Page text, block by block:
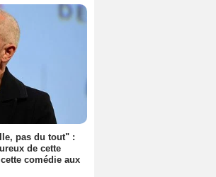
pas du tout" :
de cette
comédie aux